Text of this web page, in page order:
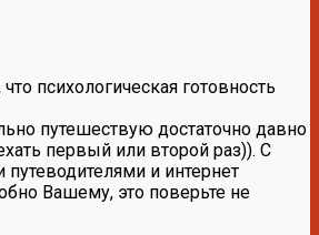
психологическая готовность
путешествую достаточно давно
первый или второй раз)). С
и интернет
Вашему, это поверьте не